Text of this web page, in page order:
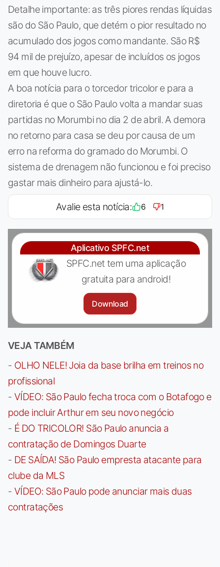
Detalhe importante: as três piores rendas líquidas
são do São Paulo, que detém o pior resultado no
acumulado dos jogos como mandante. São R$
94 mil de prejuízo, apesar de incluídos os jogos
em que houve lucro.
A boa notícia para o torcedor tricolor e para a
diretoria é que o São Paulo volta a mandar suas
partidas no Morumbi no dia 2 de abril. A demora
no retorno para casa se deu por causa de um
erro na reforma do gramado do Morumbi. O
sistema de drenagem não funcionou e foi preciso
gastar mais dinheiro para ajustá-lo.
Avalie esta notícia: 6 1
Aplicativo SPFC.net
SPFC.net tem uma aplicação
gratuita para android!
Download
VEJA TAMBÉM
- OLHO NELE! Joia da base brilha em treinos no
profissional
- VÍDEO: São Paulo fecha troca com o Botafogo e
pode incluir Arthur em seu novo negócio
- É DO TRICOLOR! São Paulo anuncia a
contratação de Domingos Duarte
- DE SAÍDA! São Paulo empresta atacante para
clube da MLS
- VÍDEO: São Paulo pode anunciar mais duas
contratações